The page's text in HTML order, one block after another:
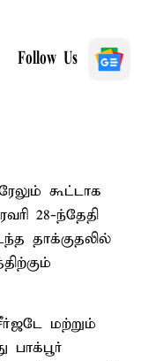
Follow Us
கூட்டாக
28-ந்தேதி
தாக்குதலில்
மற்றும்
பாக்பூர்